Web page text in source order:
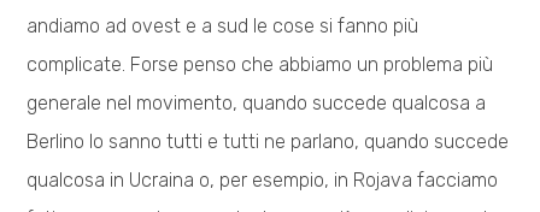
andiamo ad ovest e a sud le cose si fanno più
complicate. Forse penso che abbiamo un problema più
generale nel movimento, quando succede qualcosa a
Berlino lo sanno tutti e tutti ne parlano, quando succede
qualcosa in Ucraina o, per esempio, in Rojava facciamo